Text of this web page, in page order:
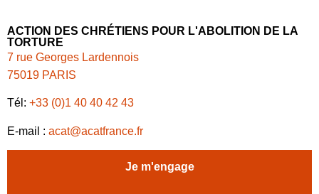
ACTION DES CHRÉTIENS POUR L'ABOLITION DE LA
TORTURE
7 rue Georges Lardennois
75019 PARIS
Tél: +33 (0)1 40 40 42 43
E-mail : acat@acatfrance.fr
Je m'engage